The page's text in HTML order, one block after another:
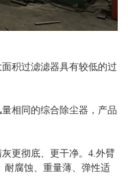
积过滤滤器具有较低的过
相同的综合除尘器，产品
更彻底、更干净。4.外臂
耐腐蚀、重量薄、弹性适